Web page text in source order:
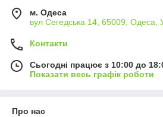
м. Одеса
вул Сегедська 14, 65009, Одеса,
Контакти
Сьогодні працює з 10:00 до
Показати весь графік роботи
Про нас